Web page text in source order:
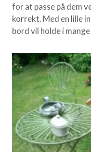
for at passe på dem
korrekt. Med en lille
bord vil holde i